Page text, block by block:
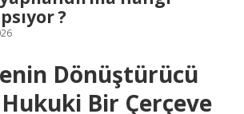
?
Dönüştürücü
Bir Çerçeve